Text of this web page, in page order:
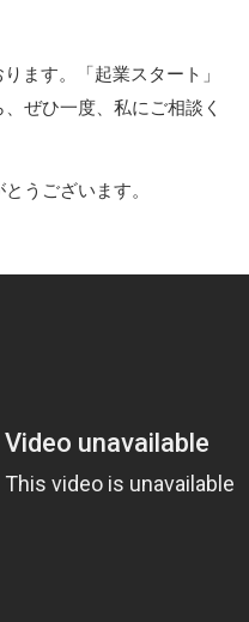
ます。「起業スタート」
ぜひ一度、私にご相談く
うございます。